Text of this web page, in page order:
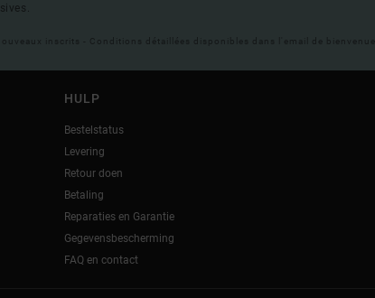
inscrits - Conditions détaillées disponibles dans l'email de bienvenue
HULP
Bestelstatus
Levering
Retour doen
Betaling
Reparaties en Garantie
Gegevensbescherming
FAQ en contact